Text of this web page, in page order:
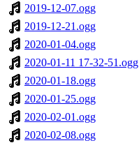
2019-12-07.ogg
2019-12-21.ogg
2020-01-04.ogg
2020-01-11 17-32-51.ogg
2020-01-18.ogg
2020-01-25.ogg
2020-02-01.ogg
2020-02-08.ogg